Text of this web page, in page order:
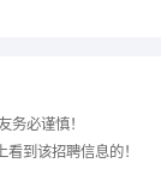
务必谨慎！
到该招聘信息的！